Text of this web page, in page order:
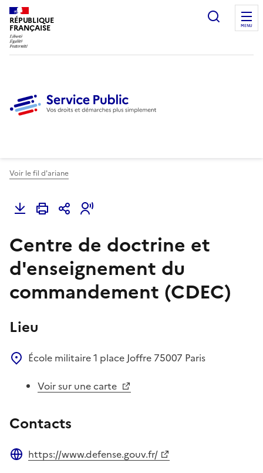
RÉPUBLIQUE
FRANÇAISE
Ouvrir
MENU
Voir le fil d'ariane
Centre de doctrine et
d'enseignement du
commandement (CDEC)
Lieu
École militaire1 place Joffre 75007 Paris
Voir sur une carte
Contacts
https://www.defense.gouv.fr/